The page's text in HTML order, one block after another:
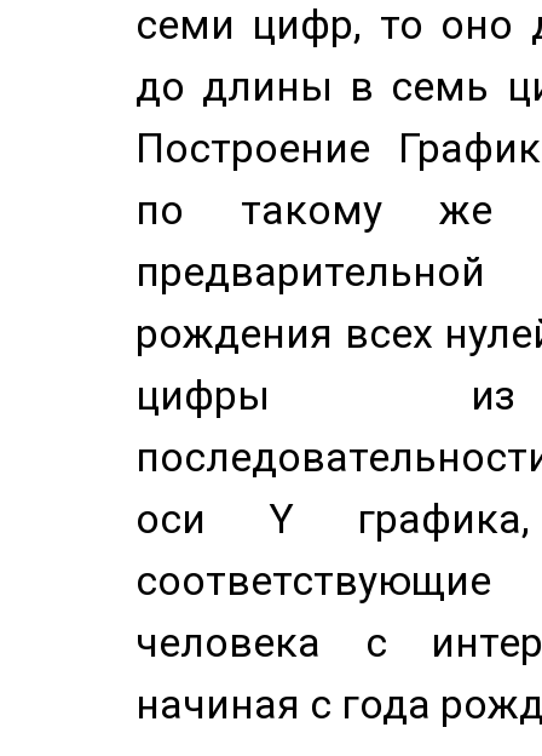
семи цифр, то оно
до длины в семь
Построение
по такому же
рождения всех
цифры из
оси Y
человека с
начиная с года